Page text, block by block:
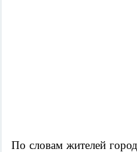
По словам жителей